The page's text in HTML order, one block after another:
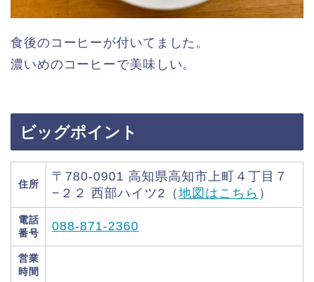
食後のコーヒーが付いてました。
濃いめのコーヒーで美味しい。
ビッグポイント
住所
〒780-0901 高知県高知市上町４丁目７
−２２ 西部ハイツ2（ 地図はこちら ）
電話
番号
088-871-2360
営業
時間